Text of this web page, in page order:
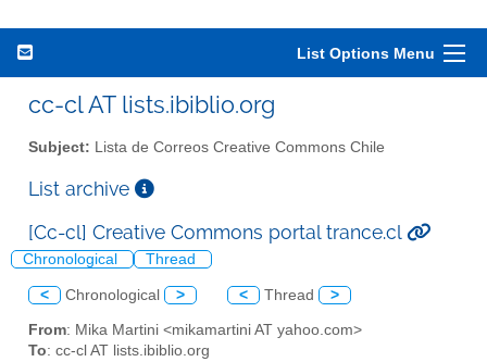
List Options Menu
cc-cl AT lists.ibiblio.org
Subject: Lista de Correos Creative Commons Chile
List archive
[Cc-cl] Creative Commons portal trance.cl
Chronological Thread
< Chronological > < Thread >
From: Mika Martini <mikamartini AT yahoo.com>
To: cc-cl AT lists.ibiblio.org